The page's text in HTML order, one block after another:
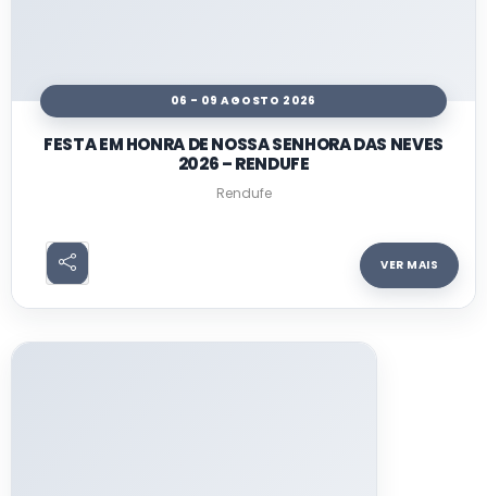
06 - 09 AGOSTO 2026
FESTA EM HONRA DE NOSSA SENHORA DAS NEVES
2026 – RENDUFE
Rendufe
VER MAIS